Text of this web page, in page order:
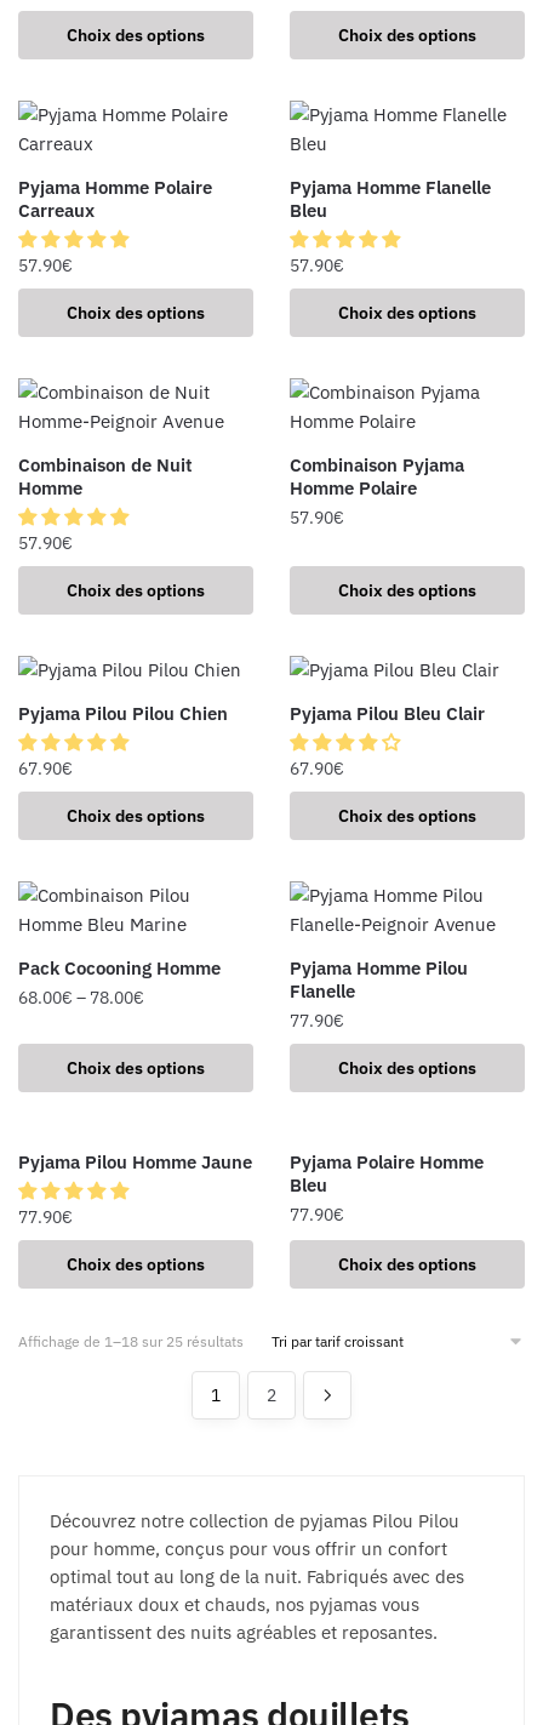
Choix des options Choix des options
Pyjama Homme Polaire
Carreaux
57.90€
Choix des options
Pyjama Homme Flanelle
Bleu
57.90€
Choix des options
Combinaison de Nuit
Homme
57.90€
Choix des options
Combinaison Pyjama
Homme Polaire
57.90€
Choix des options
Pyjama Pilou Pilou Chien
67.90€
Choix des options
Pyjama Pilou Bleu Clair
67.90€
Choix des options
Pack Cocooning Homme
68.00€ – 78.00€
Choix des options
Pyjama Homme Pilou
Flanelle
77.90€
Choix des options
Pyjama Pilou Homme Jaune
77.90€
Choix des options
Pyjama Polaire Homme
Bleu
77.90€
Choix des options
Affichage de 1–18 sur 25 résultats
1 2
Découvrez notre collection de pyjamas Pilou Pilou
pour homme, conçus pour vous offrir un confort
optimal tout au long de la nuit. Fabriqués avec des
matériaux doux et chauds, nos pyjamas vous
garantissent des nuits agréables et reposantes.
Des pyjamas douillets